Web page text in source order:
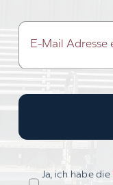
Ja, ich habe die